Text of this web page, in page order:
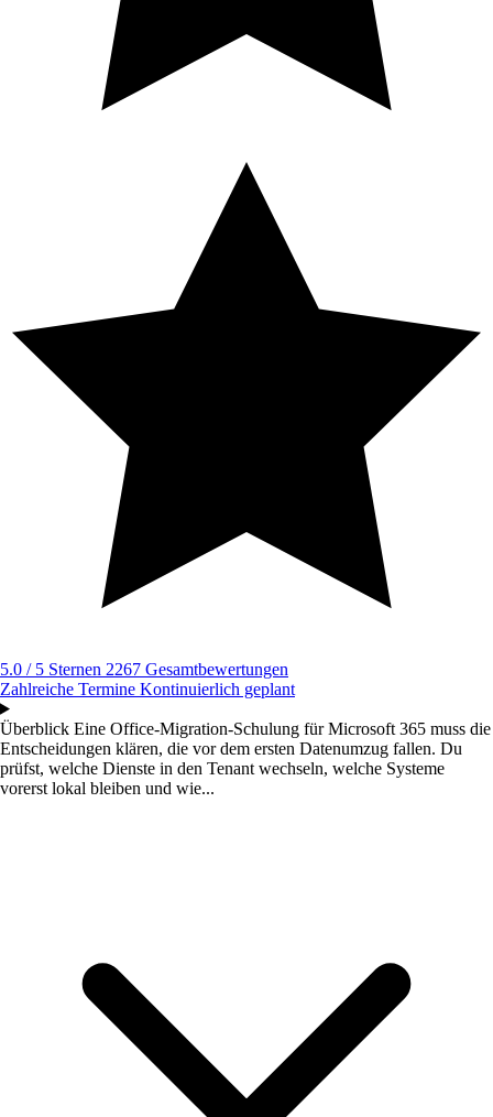
5.0 / 5 Sternen 2267 Gesamtbewertungen
Zahlreiche Termine Kontinuierlich geplant
Überblick Eine Office-Migration-Schulung für Microsoft 365 muss die
Entscheidungen klären, die vor dem ersten Datenumzug fallen. Du
prüfst, welche Dienste in den Tenant wechseln, welche Systeme
vorerst lokal bleiben und wie...